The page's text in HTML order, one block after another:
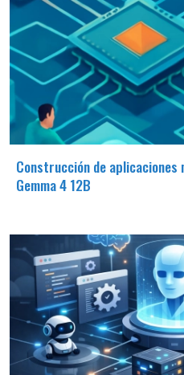
Construcción de
Gemma 4 12B